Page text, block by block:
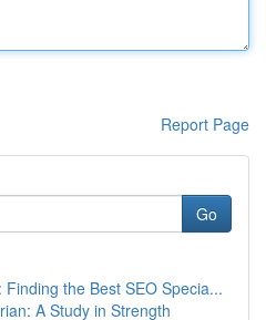
Report Page
Go
the Best SEO Specia...
A Study in Strength